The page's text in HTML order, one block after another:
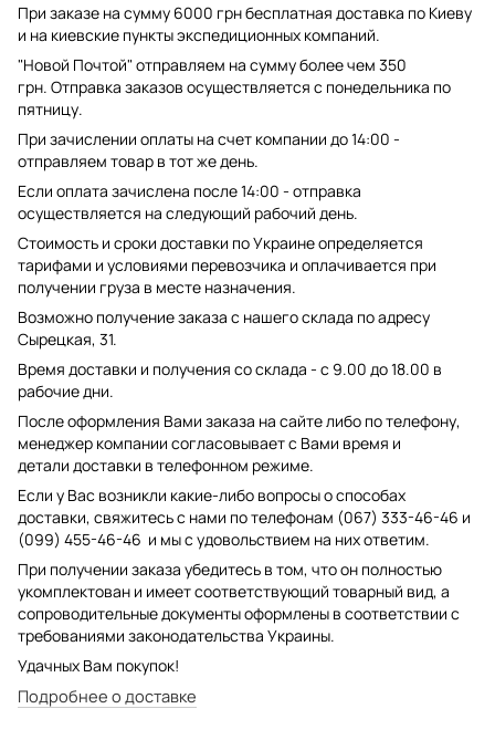
При заказе на сумму 6000 грн бесплатная доставка по Киеву
и на киевские пункты экспедиционных компаний.
"Новой Почтой" отправляем на сумму более чем 350
грн. Отправка заказов осуществляется с понедельника по
пятницу.
При зачислении оплаты на счет компании до 14:00 -
отправляем товар в тот же день.
Если оплата зачислена после 14:00 - отправка
осуществляется на следующий рабочий день.
Стоимость и сроки доставки по Украине определяется
тарифами и условиями перевозчика и оплачивается при
получении груза в месте назначения.
Возможно получение заказа с нашего склада по адресу
Сырецкая, 31.
Время доставки и получения со склада - с 9.00 до 18.00 в
рабочие дни.
После оформления Вами заказа на сайте либо по телефону,
менеджер компании согласовывает с Вами время и
детали доставки в телефонном режиме.
Если у Вас возникли какие-либо вопросы о способах
доставки, свяжитесь с нами по телефонам (067) 333-46-46 и
(099) 455-46-46 и мы с удовольствием на них ответим.
При получении заказа убедитесь в том, что он полностью
укомплектован и имеет соответствующий товарный вид, а
сопроводительные документы оформлены в соответствии с
требованиями законодательства Украины.
Удачных Вам покупок!
Подробнее о доставке